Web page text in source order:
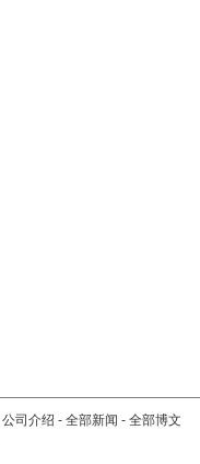
公司介绍 - 全部新闻 - 全部博文